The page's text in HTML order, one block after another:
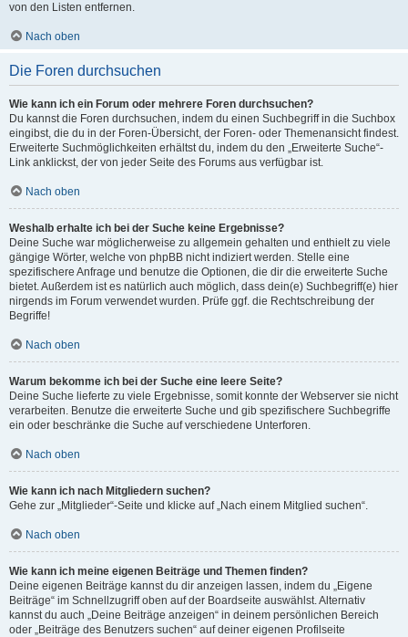
von den Listen entfernen.
Nach oben
Die Foren durchsuchen
Wie kann ich ein Forum oder mehrere Foren durchsuchen?
Du kannst die Foren durchsuchen, indem du einen Suchbegriff in die Suchbox
eingibst, die du in der Foren-Übersicht, der Foren- oder Themenansicht findest.
Erweiterte Suchmöglichkeiten erhältst du, indem du den „Erweiterte Suche“-
Link anklickst, der von jeder Seite des Forums aus verfügbar ist.
Nach oben
Weshalb erhalte ich bei der Suche keine Ergebnisse?
Deine Suche war möglicherweise zu allgemein gehalten und enthielt zu viele
gängige Wörter, welche von phpBB nicht indiziert werden. Stelle eine
spezifischere Anfrage und benutze die Optionen, die dir die erweiterte Suche
bietet. Außerdem ist es natürlich auch möglich, dass dein(e) Suchbegriff(e) hier
nirgends im Forum verwendet wurden. Prüfe ggf. die Rechtschreibung der
Begriffe!
Nach oben
Warum bekomme ich bei der Suche eine leere Seite?
Deine Suche lieferte zu viele Ergebnisse, somit konnte der Webserver sie nicht
verarbeiten. Benutze die erweiterte Suche und gib spezifischere Suchbegriffe
ein oder beschränke die Suche auf verschiedene Unterforen.
Nach oben
Wie kann ich nach Mitgliedern suchen?
Gehe zur „Mitglieder“-Seite und klicke auf „Nach einem Mitglied suchen“.
Nach oben
Wie kann ich meine eigenen Beiträge und Themen finden?
Deine eigenen Beiträge kannst du dir anzeigen lassen, indem du „Eigene
Beiträge“ im Schnellzugriff oben auf der Boardseite auswählst. Alternativ
kannst du auch „Deine Beiträge anzeigen“ in deinem persönlichen Bereich
oder „Beiträge des Benutzers suchen“ auf deiner eigenen Profilseite